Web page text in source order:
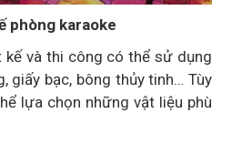
phòng karaoke
và thi công có thể sử dụng
giấy bạc, bông thủy tinh… Tùy
lựa chọn những vật liệu phù